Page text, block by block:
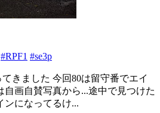
#RPF1 #se3p
きました 今回80は留守番でエイ
自画自賛写真から...途中で見つけた
ンになってるけ...